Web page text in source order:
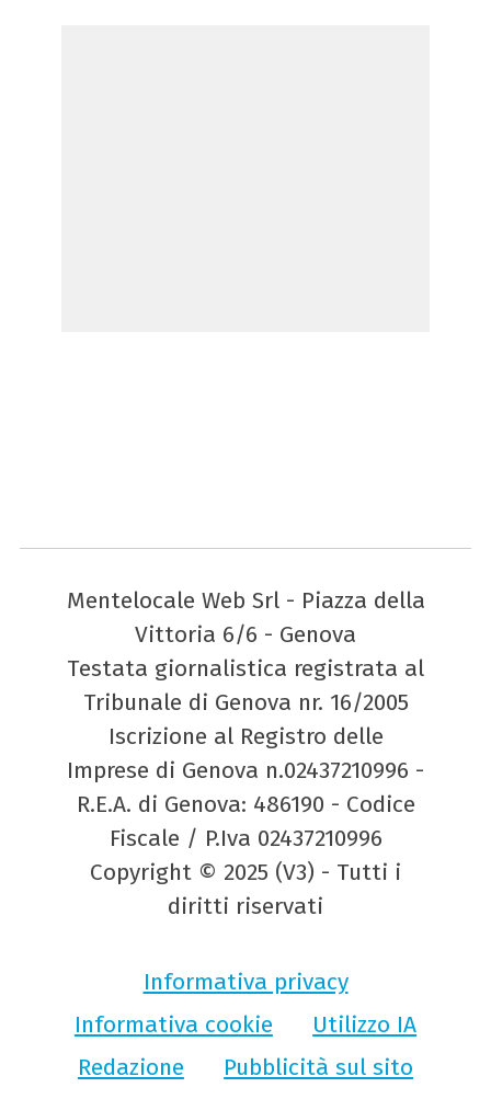
Mentelocale Web Srl - Piazza della
Vittoria 6/6 - Genova
Testata giornalistica registrata al
Tribunale di Genova nr. 16/2005
Iscrizione al Registro delle
Imprese di Genova n.02437210996 -
R.E.A. di Genova: 486190 - Codice
Fiscale / P.Iva 02437210996
Copyright © 2025 (V3) - Tutti i
diritti riservati
Informativa privacy
Informativa cookie
Utilizzo IA
Redazione
Pubblicità sul sito